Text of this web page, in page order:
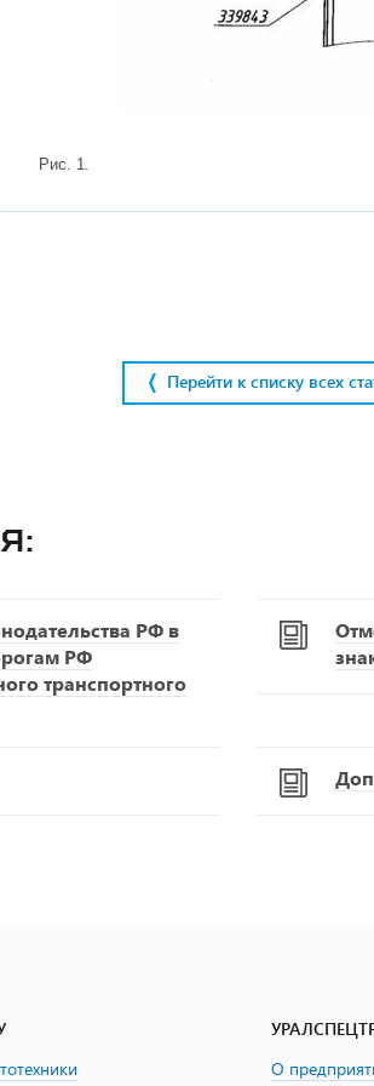
Рис. 1.
Перейти к списку всех
РФ в
РФ
транспортного
О